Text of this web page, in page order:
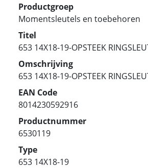
Productgroep
Momentsleutels en toebehoren
Titel
653 14X18-19-OPSTEEK
Omschrijving
653 14X18-19-OPSTEEK
EAN Code
8014230592916
Productnummer
6530119
Type
653 14X18-19